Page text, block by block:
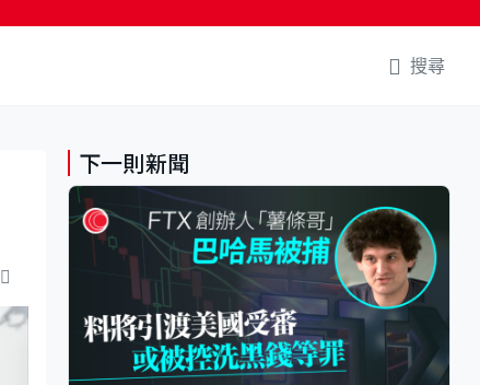
搜尋
下一則新聞